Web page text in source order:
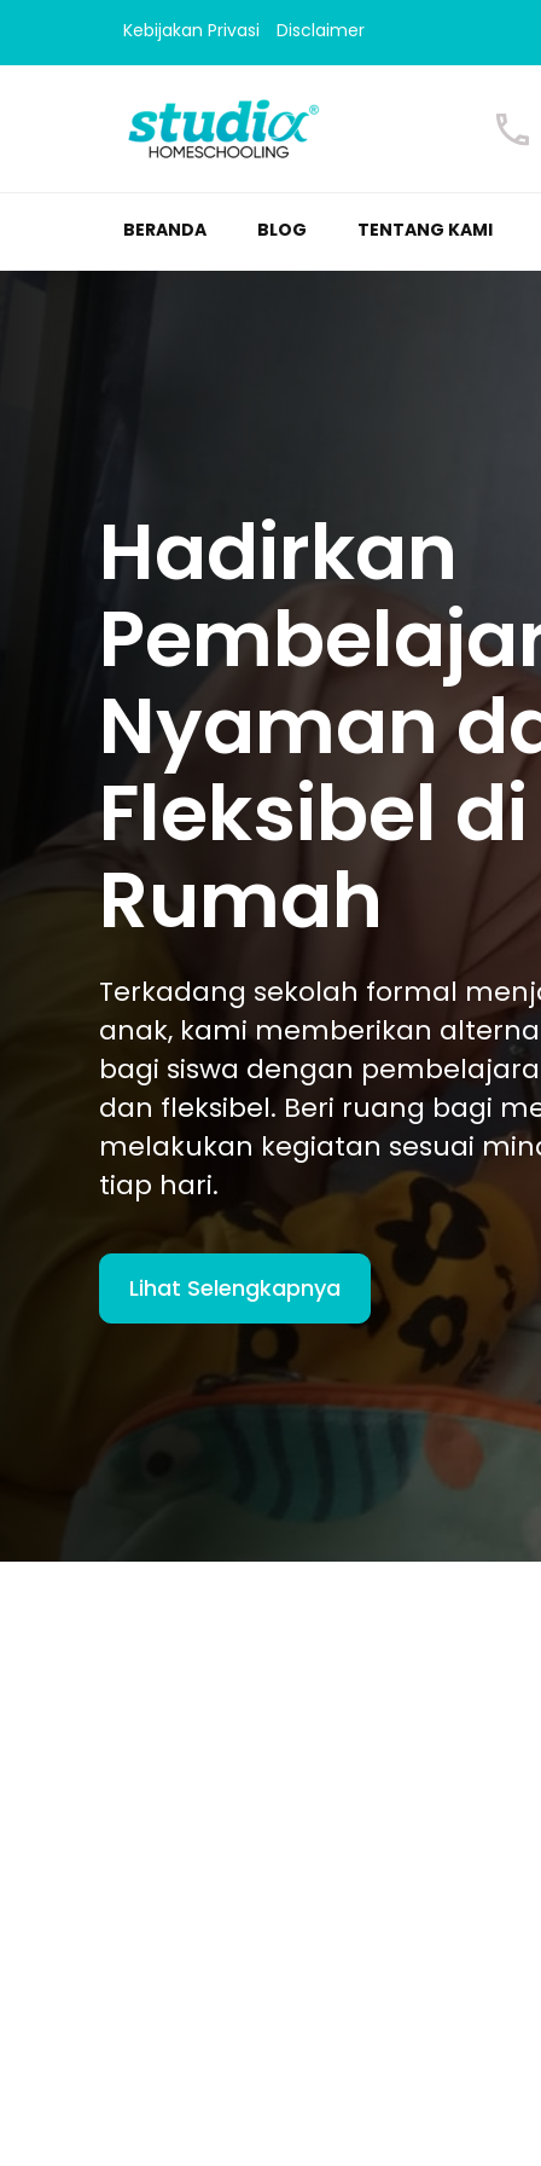
Kebijakan Privasi Disclaimer
BERANDA BLOG TENTANG KAMI
Hadirkan
Nyaman
Fleksibel di
Rumah
Terkadang sekolah formal
anak, kami memberikan
bagi siswa dengan
dan fleksibel. Beri ruang bagi
melakukan kegiatan sesuai
tiap hari.
Lihat Selengkapnya